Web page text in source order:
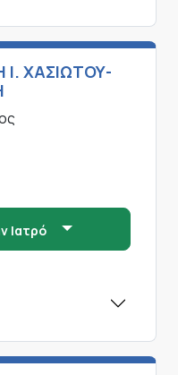
Ι. ΧΑΣΙΩΤΟΥ-
Ιατρό